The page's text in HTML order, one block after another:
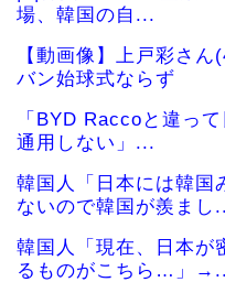
場、韓国の自...
【動画像】上戸彩さ
バン始球式ならず
「BYD Raccoと違っ
通用しない」...
韓国人「日本には韓国
ないので韓国が羨まし
韓国人「現在、日本が
るものがこちら…」